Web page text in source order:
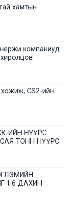
хамтын
компаниуд
хожиж, CS2-ийн
ИЙН НҮҮРС
ТОНН НҮҮРС
1.6 ДАХИН